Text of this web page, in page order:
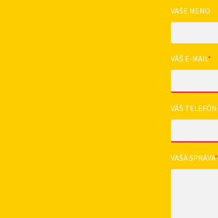
VAŠE MENO
VÁŠ E-MAIL*
VÁŠ TELEFÓN
VAŠA SPRÁVA*